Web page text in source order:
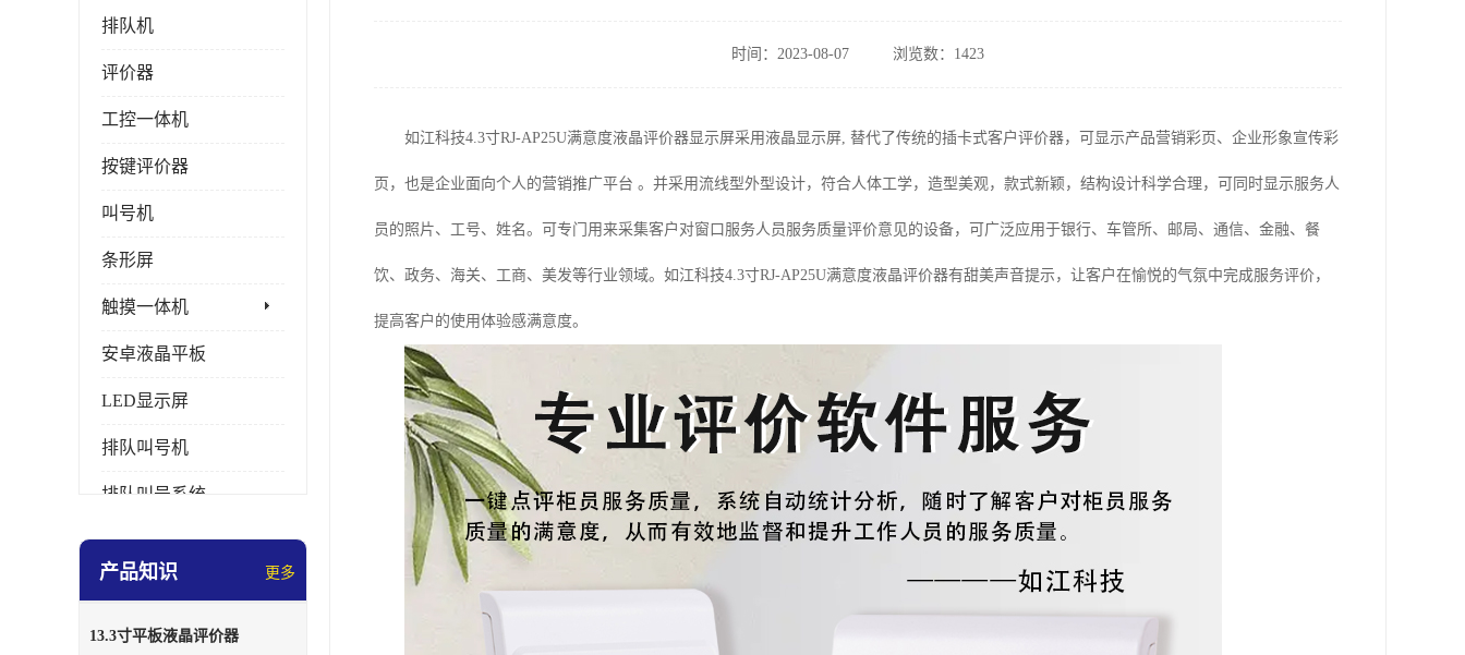
排队机
评价器
工控一体机
按键评价器
叫号机
条形屏
触摸一体机
安卓液晶平板
LED显示屏
排队叫号机
排队叫号系统
拼接屏
壁挂广告机
产品知识 更多
13.3寸平板液晶评价器
时间：2023-08-07 浏览数：1423
如江科技4.3寸RJ-AP25U满意度液晶评价器显示屏采用液晶显示屏, 替代了传统的插卡式客户评价器，可显示产品营销彩页、企业形象宣传彩
页，也是企业面向个人的营销推广平台 。并采用流线型外型设计，符合人体工学，造型美观，款式新颖，结构设计科学合理，可同时显示服务人
员的照片、工号、姓名。可专门用来采集客户对窗口服务人员服务质量评价意见的设备，可广泛应用于银行、车管所、邮局、通信、金融、餐
饮、政务、海关、工商、美发等行业领域。 如江科技4.3寸RJ-AP25U满意度液晶评价器有甜美声音提示，让客户在愉悦的气氛中完成服务评价，
提高客户的使用体验感满意度。